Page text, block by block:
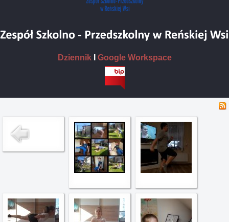
DziennikI Google Workspace